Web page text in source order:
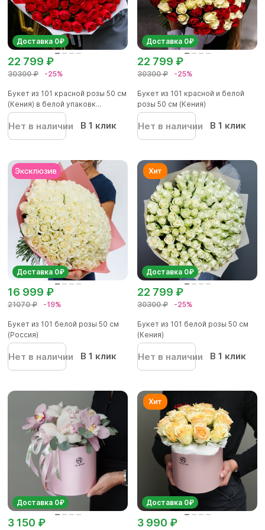
Доставка 0₽
30300 ₽ -25%
22 799 ₽
Букет из 101 красной розы 50 см
(Кения) в белой упаковк...
Нет в наличии В 1 клик
Доставка 0₽
30300 ₽ -25%
22 799 ₽
Букет из 101 красной и белой
розы 50 см (Кения)
Нет в наличии В 1 клик
Доставка 0₽
21070 ₽ -19%
16 999 ₽
Букет из 101 белой розы 50 см
(Россия)
Нет в наличии В 1 клик
Доставка 0₽
30300 ₽ -25%
22 799 ₽
Букет из 101 белой розы 50 см
(Кения)
Нет в наличии В 1 клик
Доставка 0₽
3 150 ₽
Доставка 0₽
3 990 ₽